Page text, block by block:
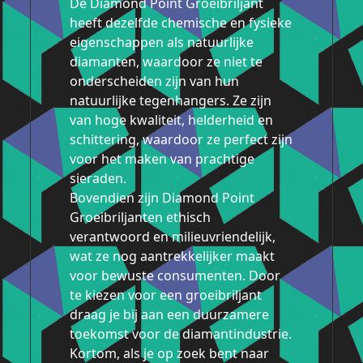
heeft dezelfde chemische en fysieke
eigenschappen als natuurlijke
diamanten, waardoor ze niet te
onderscheiden zijn van hun
natuurlijke tegenhangers. Ze zijn
van hoge kwaliteit, helderheid en
schittering, waardoor ze perfect zijn
voor het maken van prachtige
sieraden.
Bovendien zijn Diamond Point
Groeibriljanten ethisch
verantwoord en milieuvriendelijk,
wat ze nog aantrekkelijker maakt
voor bewuste consumenten. Door
te kiezen voor een groeibriljant
draag je bij aan een duurzamere
toekomst voor de diamantindustrie.
Kortom, als je op zoek bent naar